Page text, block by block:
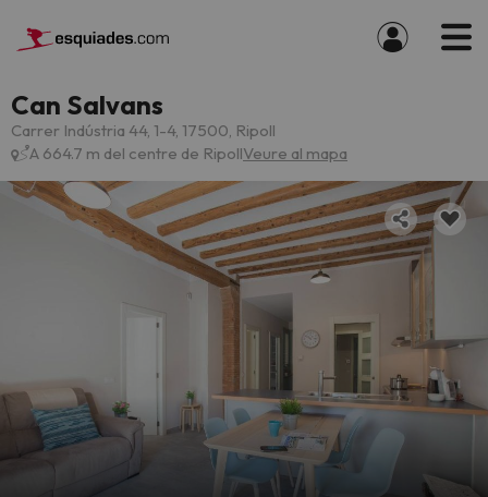
Can Salvans
Carrer Indústria 44, 1-4, 17500, Ripoll
A 664.7 m del centre de RipollVeure al mapa